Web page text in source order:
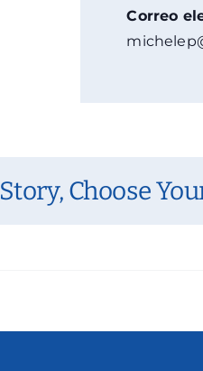
Correo
Choose